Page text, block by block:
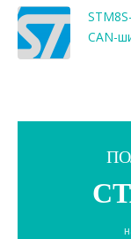
CAN-